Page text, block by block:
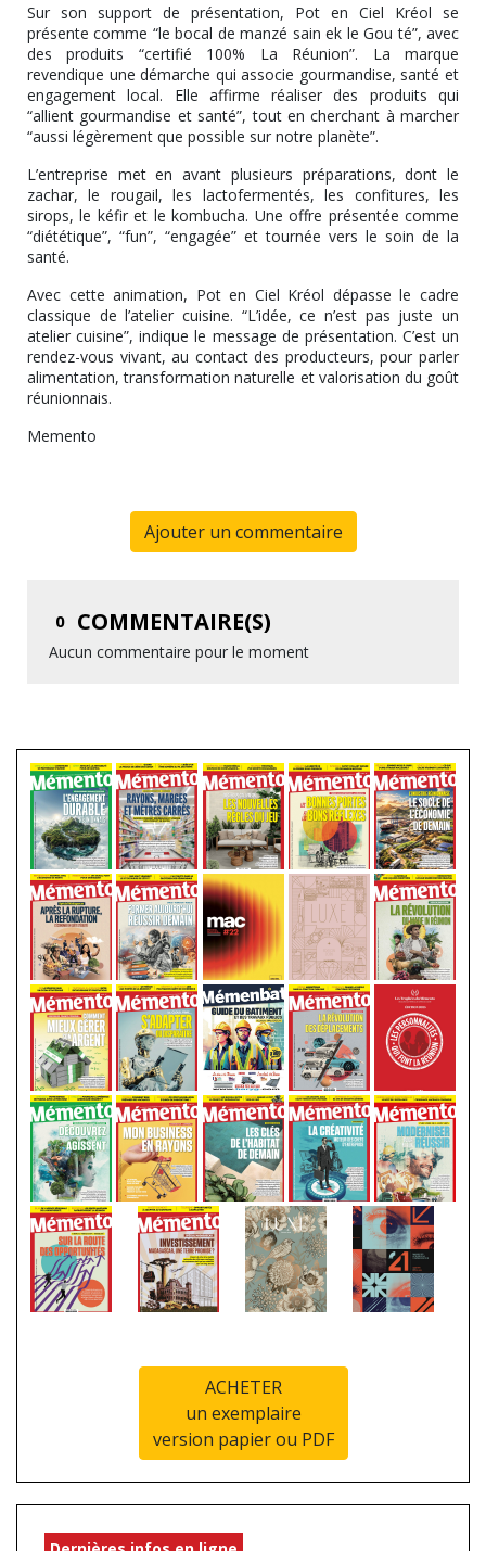
Sur son support de présentation, Pot en Ciel Kréol se
présente comme “le bocal de manzé sain ek le Gou té”, avec
des produits “certifié 100% La Réunion”. La marque
revendique une démarche qui associe gourmandise, santé et
engagement local. Elle affirme réaliser des produits qui
“allient gourmandise et santé”, tout en cherchant à marcher
“aussi légèrement que possible sur notre planète”.
L’entreprise met en avant plusieurs préparations, dont le
zachar, le rougail, les lactofermentés, les confitures, les
sirops, le kéfir et le kombucha. Une offre présentée comme
“diététique”, “fun”, “engagée” et tournée vers le soin de la
santé.
Avec cette animation, Pot en Ciel Kréol dépasse le cadre
classique de l’atelier cuisine. “L’idée, ce n’est pas juste un
atelier cuisine”, indique le message de présentation. C’est un
rendez-vous vivant, au contact des producteurs, pour parler
alimentation, transformation naturelle et valorisation du goût
réunionnais.
Memento
Ajouter un commentaire
0 COMMENTAIRE(S)
Aucun commentaire pour le moment
ACHETER
un exemplaire
version papier ou PDF